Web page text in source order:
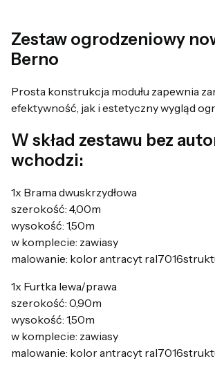
Zestaw ogrodzeniowy
Berno
Prosta konstrukcja modułu zapewnia
efektywność, jak i estetyczny wygląd
W skład zestawu bez
wchodzi:
1x Brama dwuskrzydłowa
szerokość: 4,00m
wysokość: 1,50m
w komplecie: zawiasy
malowanie: kolor antracyt
1x Furtka lewa/prawa
szerokość: 0,90m
wysokość: 1,50m
w komplecie: zawiasy
malowanie: kolor antracyt